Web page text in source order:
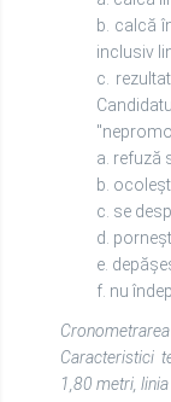
b. calcă
inclusiv
c.
a. refuză
b.
c. se
d.
e.
f. nu
Caracteristici
1,80 metri,